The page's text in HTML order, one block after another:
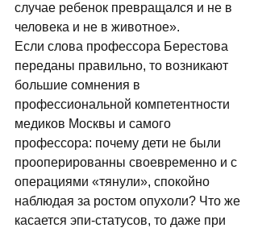
случае ребенок превращался и не в
человека и не в животное».
Если слова профессора Берестова
переданы правильно, то возникают
большие сомнения в
профессиональной компетентности
медиков Москвы и самого
профессора: почему дети не были
прооперированны своевременно и с
операциями «тянули», спокойно
наблюдая за ростом опухоли? Что же
касается эпи-статусов, то даже при